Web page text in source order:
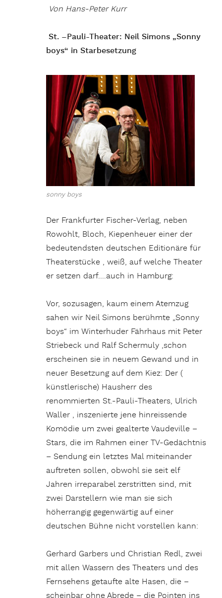
Von Hans-Peter Kurr
St. –Pauli-Theater: Neil Simons „Sonny
boys“ in Starbesetzung
sonny boys
Der Frankfurter Fischer-Verlag, neben
Rowohlt, Bloch, Kiepenheuer einer der
bedeutendsten deutschen Editionäre für
Theaterstücke , weiß, auf welche Theater
er setzen darf….auch in Hamburg:
Vor, sozusagen, kaum einem Atemzug
sahen wir Neil Simons berühmte „Sonny
boys“ im Winterhuder Fährhaus mit Peter
Striebeck und Ralf Schermuly ,schon
erscheinen sie in neuem Gewand und in
neuer Besetzung auf dem Kiez: Der (
künstlerische) Hausherr des
renommierten St.-Pauli-Theaters, Ulrich
Waller , inszenierte jene hinreissende
Komödie um zwei gealterte Vaudeville –
Stars, die im Rahmen einer TV-Gedächtnis
– Sendung ein letztes Mal miteinander
auftreten sollen, obwohl sie seit elf
Jahren irreparabel zerstritten sind, mit
zwei Darstellern wie man sie sich
höherrangig gegenwärtig auf einer
deutschen Bühne nicht vorstellen kann:
Gerhard Garbers und Christian Redl, zwei
mit allen Wassern des Theaters und des
Fernsehens getaufte alte Hasen, die –
scheinbar ohne Abrede – die Pointen ins